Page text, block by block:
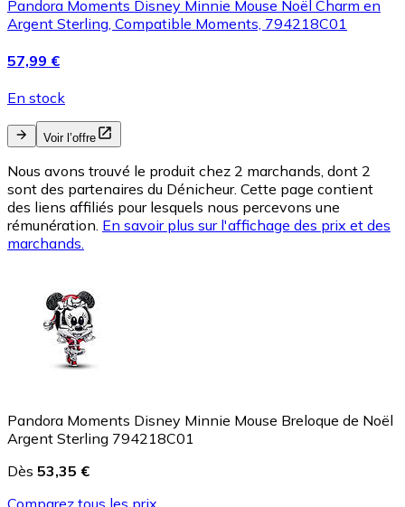
Pandora Moments Disney Minnie Mouse Noël Charm en
Argent Sterling, Compatible Moments, 794218C01
57,99 €
En stock
Voir l’offre
Nous avons trouvé le produit chez 2 marchands, dont 2
sont des partenaires du Dénicheur. Cette page contient
des liens affiliés pour lesquels nous percevons une
rémunération. En savoir plus sur l'affichage des prix et des
marchands.
Pandora Moments Disney Minnie Mouse Breloque de Noël
Argent Sterling 794218C01
Dès 53,35 €